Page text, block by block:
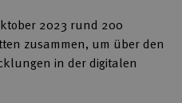
2023 rund 200
zusammen, um über den
in der digitalen